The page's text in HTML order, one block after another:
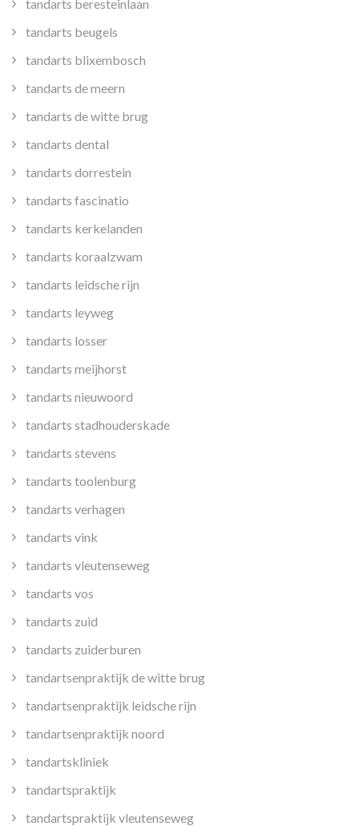
tandarts beresteinlaan
tandarts beugels
tandarts blixembosch
tandarts de meern
tandarts de witte brug
tandarts dental
tandarts dorrestein
tandarts fascinatio
tandarts kerkelanden
tandarts koraalzwam
tandarts leidsche rijn
tandarts leyweg
tandarts losser
tandarts meijhorst
tandarts nieuwoord
tandarts stadhouderskade
tandarts stevens
tandarts toolenburg
tandarts verhagen
tandarts vink
tandarts vleutenseweg
tandarts vos
tandarts zuid
tandarts zuiderburen
tandartsenpraktijk de witte brug
tandartsenpraktijk leidsche rijn
tandartsenpraktijk noord
tandartskliniek
tandartspraktijk
tandartspraktijk vleutenseweg